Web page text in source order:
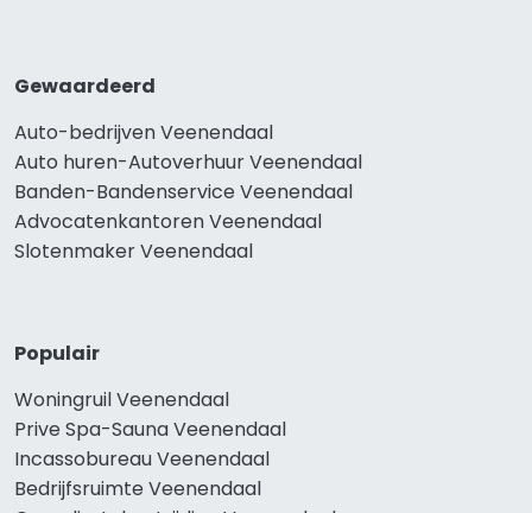
Gewaardeerd
Auto-bedrijven Veenendaal
Auto huren-Autoverhuur Veenendaal
Banden-Bandenservice Veenendaal
Advocatenkantoren Veenendaal
Slotenmaker Veenendaal
Populair
Woningruil Veenendaal
Prive Spa-Sauna Veenendaal
Incassobureau Veenendaal
Bedrijfsruimte Veenendaal